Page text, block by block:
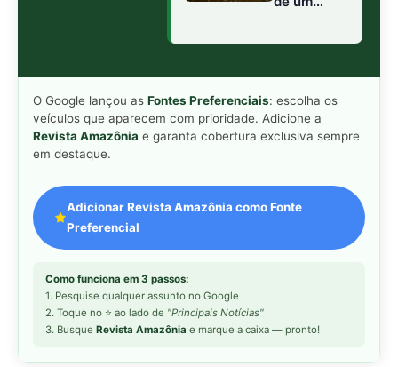
filhotes
primeiros
igarapés
amazônicos
baixos da
Amazônia
O Google lançou as Fontes Preferenciais: escolha os
veículos que aparecem com prioridade. Adicione a
Revista Amazônia e garanta cobertura exclusiva sempre
em destaque.
Adicionar Revista Amazônia como Fonte
Preferencial
Como funciona em 3 passos:
1. Pesquise qualquer assunto no Google
2. Toque no ⭐ ao lado de "Principais Notícias"
3. Busque Revista Amazônia e marque a caixa — pronto!